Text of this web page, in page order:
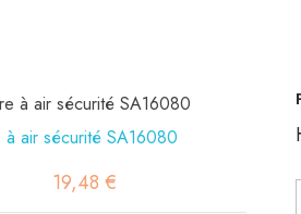
à air sécurité SA16080
19,48 €